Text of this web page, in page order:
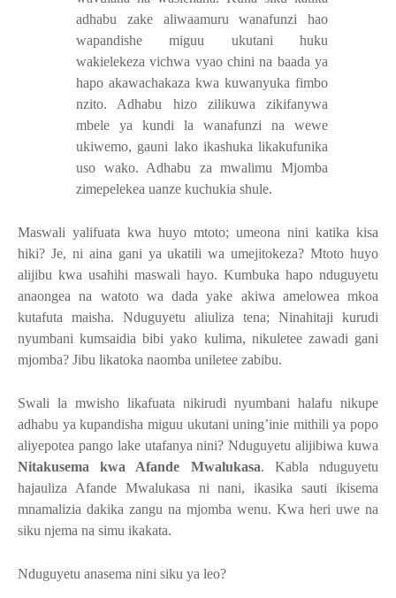
adhabu zake aliwaamuru wanafunzi hao
wapandishe miguu ukutani huku
wakielekeza vichwa vyao chini na baada ya
hapo akawachakaza kwa kuwanyuka fimbo
nzito. Adhabu hizo zilikuwa zikifanywa
mbele ya kundi la wanafunzi na wewe
ukiwemo, gauni lako ikashuka likakufunika
uso wako. Adhabu za mwalimu Mjomba
zimepelekea uanze kuchukia shule.
Maswali yalifuata kwa huyo mtoto; umeona nini katika kisa
hiki? Je, ni aina gani ya ukatili wa umejitokeza? Mtoto huyo
alijibu kwa usahihi maswali hayo. Kumbuka hapo nduguyetu
anaongea na watoto wa dada yake akiwa amelowea mkoa
kutafuta maisha. Nduguyetu aliuliza tena; Ninahitaji kurudi
nyumbani kumsaidia bibi yako kulima, nikuletee zawadi gani
mjomba? Jibu likatoka naomba uniletee zabibu.
Swali la mwisho likafuata nikirudi nyumbani halafu nikupe
adhabu ya kupandisha miguu ukutani uning’inie mithili ya popo
aliyepotea pango lake utafanya nini? Nduguyetu alijibiwa kuwa
Nitakusema kwa Afande Mwalukasa. Kabla nduguyetu
hajauliza Afande Mwalukasa ni nani, ikasika sauti ikisema
mnamalizia dakika zangu na mjomba wenu. Kwa heri uwe na
siku njema na simu ikakata.
Nduguyetu anasema nini siku ya leo?